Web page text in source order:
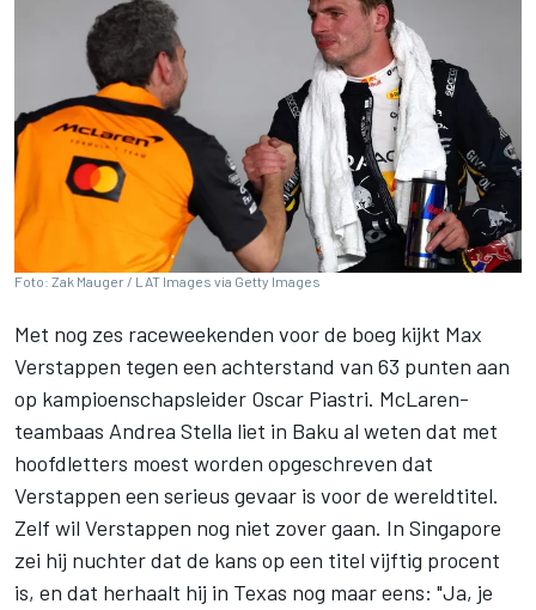
Foto: Zak Mauger / LAT Images via Getty Images
Met nog zes raceweekenden voor de boeg kijkt Max
Verstappen tegen een achterstand van 63 punten aan
op kampioenschapsleider Oscar Piastri. McLaren-
teambaas Andrea Stella liet in Baku al weten dat met
hoofdletters moest worden opgeschreven dat
Verstappen een serieus gevaar is voor de wereldtitel.
Zelf wil Verstappen nog niet zover gaan. In Singapore
zei hij nuchter dat de kans op een titel vijftig procent
is, en dat herhaalt hij in Texas nog maar eens: "Ja, je